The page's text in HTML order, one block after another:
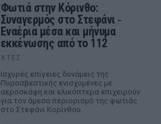
Φωτιά στην Κόρινθο:
Συναγερμός στο Στεφάνι ‑
Εναέρια μέσα και μήνυμα
εκκένωσης από το 112
ΧΤΕΣ
Ισχυρές επίγειες δυνάμεις της
Πυροσβεστικής ενισχυμένες με
αεροσκάφη και ελικόπτερα επιχειρούν
για τον άμεσο περιορισμό της φωτιάς
στο Στεφάνι Κορίνθου.